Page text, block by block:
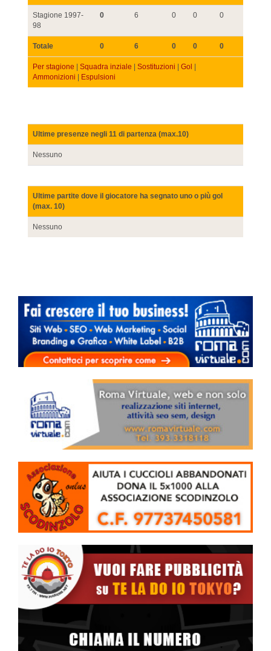
Stagione 1997-
98
0 6 0 0 0
Totale 0 6 0 0 0
Per stagione Squadra inziale Sostituzioni Gol
Ammonizioni
Espulsioni
Ultime presenze negli 11 di partenza (max.10)
Nessuno
Ultime partite dove il giocatore ha segnato uno o più gol
(max. 10)
Nessuno